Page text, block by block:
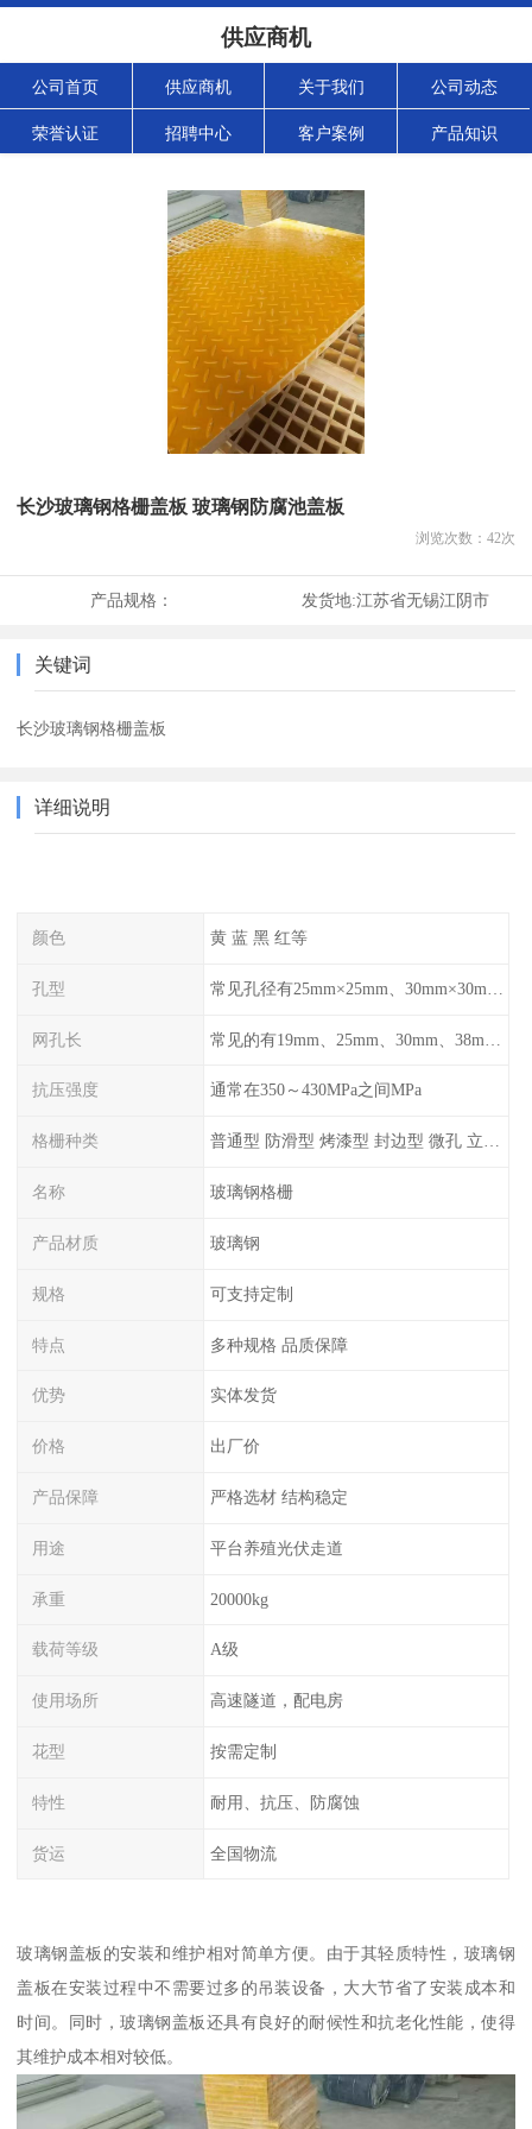
供应商机
公司首页 供应商机 关于我们 公司动态
荣誉认证 招聘中心 客户案例 产品知识
长沙玻璃钢格栅盖板 玻璃钢防腐池盖板
浏览次数： 42次
产品规格： 发货地:江苏省无锡江阴市
关键词
长沙玻璃钢格栅盖板
详细说明
颜色 黄 蓝 黑 红等
孔型
网孔长
抗压强度 通常在350～430MPa之间MPa
格栅种类 普通型 防滑型 ‌烤漆型 封边型 ‌微孔 立体 加砂覆面型 平面型
名称 玻璃钢格栅
产品材质 玻璃钢
规格 可支持定制
特点 多种规格 品质保障
优势 实体发货
价格 出厂价
产品保障 严格选材 结构稳定
用途 平台养殖光伏走道
承重 20000kg
载荷等级 A级
使用场所 高速隧道，配电房
花型 按需定制
特性 耐用、抗压、防腐蚀
货运 全国物流
玻璃钢盖板的安装和维护相对简单方便。由于其轻质特性，玻璃钢
盖板在安装过程中不需要过多的吊装设备，大大节省了安装成本和
时间。同时，玻璃钢盖板还具有良好的耐候性和抗老化性能，使得
其维护成本相对较低。